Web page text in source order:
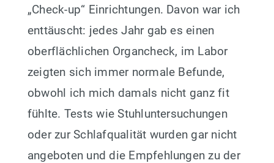
„Check-up“ Einrichtungen. Davon war ich
enttäuscht: jedes Jahr gab es einen
oberflächlichen Organcheck, im Labor
zeigten sich immer normale Befunde,
obwohl ich mich damals nicht ganz fit
fühlte. Tests wie Stuhluntersuchungen
oder zur Schlafqualität wurden gar nicht
angeboten und die Empfehlungen zu der